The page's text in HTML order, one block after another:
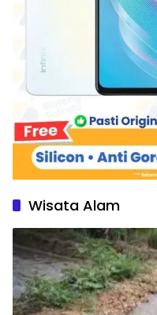
Wisata Alam